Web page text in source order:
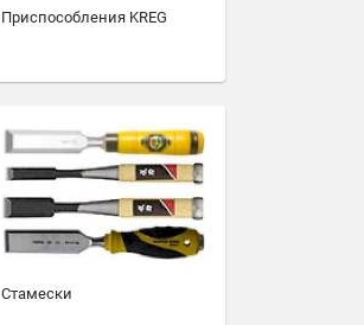
Приспособления KREG
Стамески